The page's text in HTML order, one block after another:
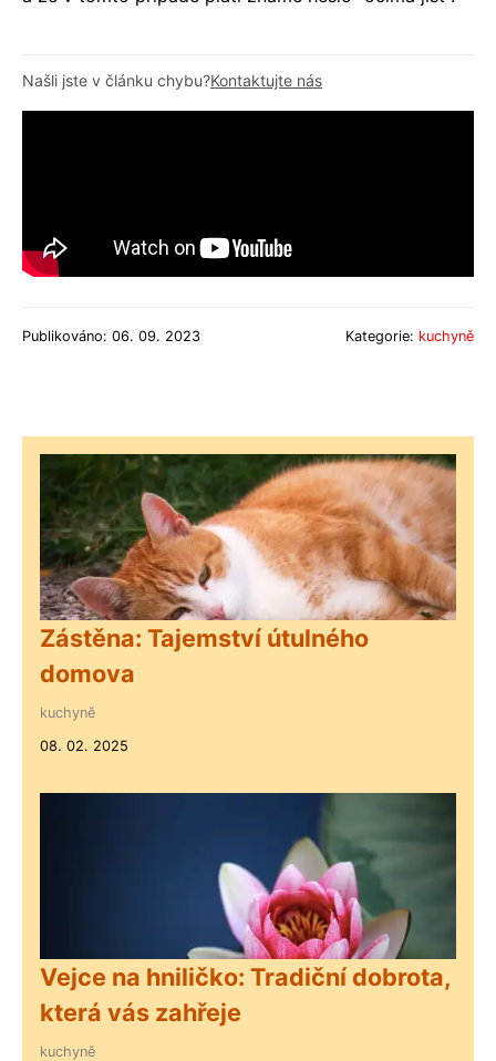
Našli jste v článku chybu?Kontaktujte nás
Publikováno: 06. 09. 2023 Kategorie: kuchyně
Zástěna: Tajemství útulného
domova
kuchyně
08. 02. 2025
Vejce na hniličko: Tradiční dobrota,
která vás zahřeje
kuchyně